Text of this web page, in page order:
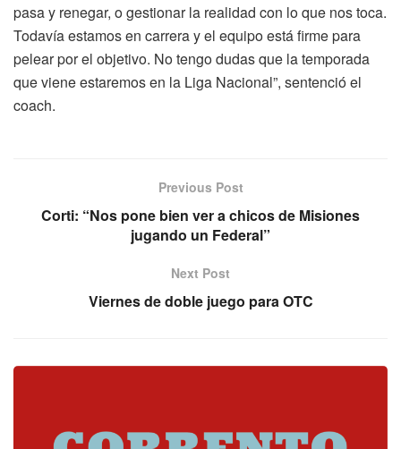
pasa y renegar, o gestionar la realidad con lo que nos toca.
Todavía estamos en carrera y el equipo está firme para
pelear por el objetivo. No tengo dudas que la temporada
que viene estaremos en la Liga Nacional”, sentenció el
coach.
Previous Post
Corti: “Nos pone bien ver a chicos de Misiones
jugando un Federal”
Next Post
Viernes de doble juego para OTC